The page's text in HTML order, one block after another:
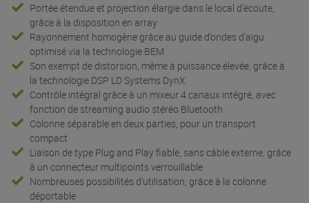
Portée étendue et projection élargie dans le local d’écoute,
grâce à la disposition en array
Rayonnement homogène grâce au guide d’ondes d’aigu
optimisé via la technologie BEM
Son exempt de distorsion, même à puissance élevée, grâce à
la technologie DSP LD Systems DynX
Contrôle intégral grâce à un mixeur 4 canaux intégré, avec
fonction de streaming audio stéréo Bluetooth
Colonne séparable en deux parties, pour un transport
compact
Liaison de type Plug and Play fiable, sans câble externe, grâce
à un connecteur multipoints verrouillable
Nombreuses possibilités d’utilisation, grâce à la colonne
déportable